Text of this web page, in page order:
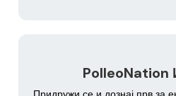
PolleoNation